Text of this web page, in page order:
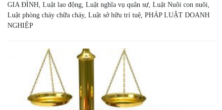
GIA ĐÌNH Luật lao động Luật nghĩa vụ quân sự Luật Nuôi con nuôi
Luật phòng cháy chữa cháy, Luật sở hữu trí tuệ PHÁP LUẬT DOANH
NGHIỆP